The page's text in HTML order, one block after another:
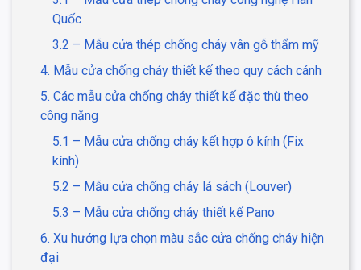
Quốc
3.2 – Mẫu cửa thép chống cháy vân gỗ thẩm mỹ
4. Mẫu cửa chống cháy thiết kế theo quy cách cánh
5. Các mẫu cửa chống cháy thiết kế đặc thù theo
công năng
5.1 – Mẫu cửa chống cháy kết hợp ô kính (Fix
kính)
5.2 – Mẫu cửa chống cháy lá sách (Louver)
5.3 – Mẫu cửa chống cháy thiết kế Pano
6. Xu hướng lựa chọn màu sắc cửa chống cháy hiện
đại